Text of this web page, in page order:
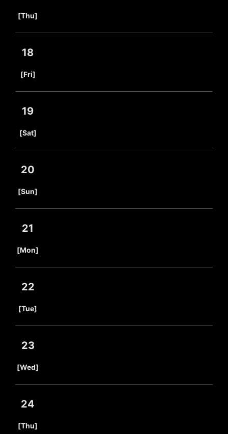
[Thu]
18
[Fri]
19
[Sat]
20
[Sun]
21
[Mon]
22
[Tue]
23
[Wed]
24
[Thu]